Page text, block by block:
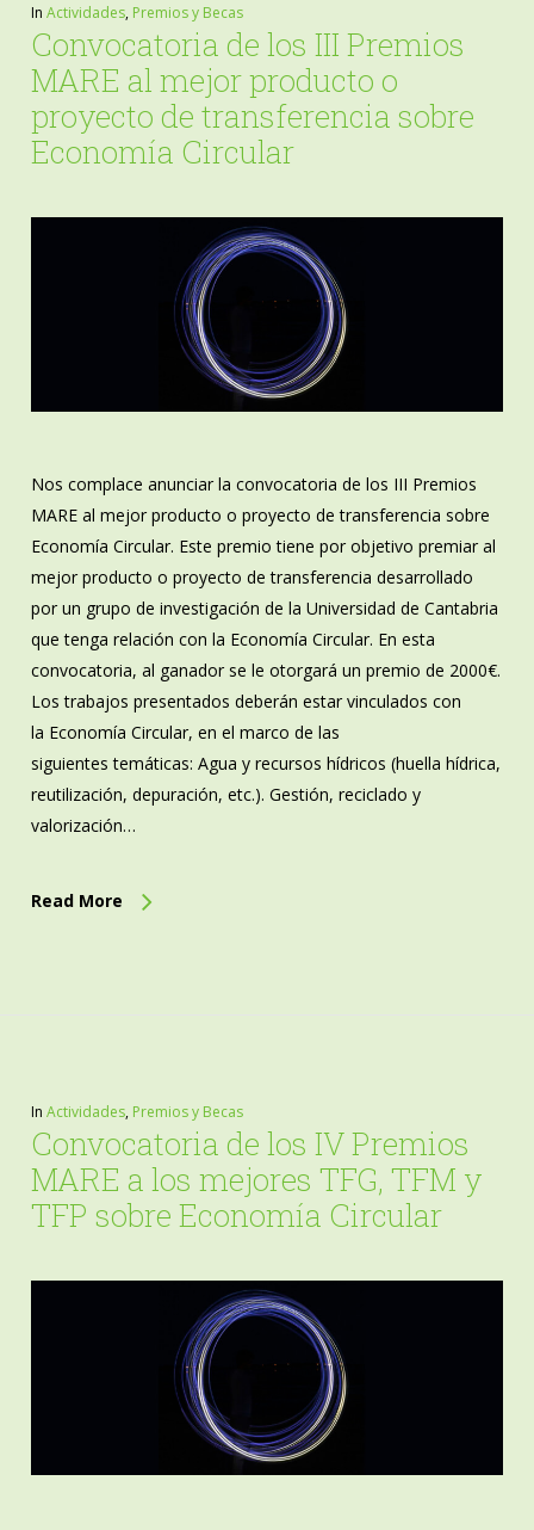
In Actividades, Premios y Becas
Convocatoria de los III Premios
MARE al mejor producto o
proyecto de transferencia sobre
Economía Circular
Nos complace anunciar la convocatoria de los III Premios
MARE al mejor producto o proyecto de transferencia sobre
Economía Circular. Este premio tiene por objetivo premiar al
mejor producto o proyecto de transferencia desarrollado
por un grupo de investigación de la Universidad de Cantabria
que tenga relación con la Economía Circular. En esta
convocatoria, al ganador se le otorgará un premio de 2000€.
Los trabajos presentados deberán estar vinculados con
la Economía Circular, en el marco de las
siguientes temáticas: Agua y recursos hídricos (huella hídrica,
reutilización, depuración, etc.). Gestión, reciclado y
valorización…
Read More
In Actividades, Premios y Becas
Convocatoria de los IV Premios
MARE a los mejores TFG, TFM y
TFP sobre Economía Circular